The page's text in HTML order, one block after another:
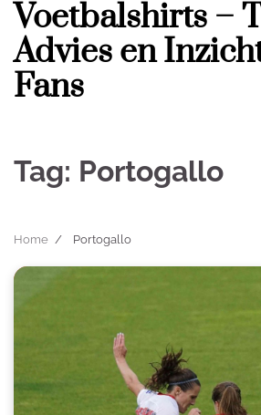
Skip
content
Voetbalshirts –
Advies en
Fans
Tag: Portogallo
Home Portogallo